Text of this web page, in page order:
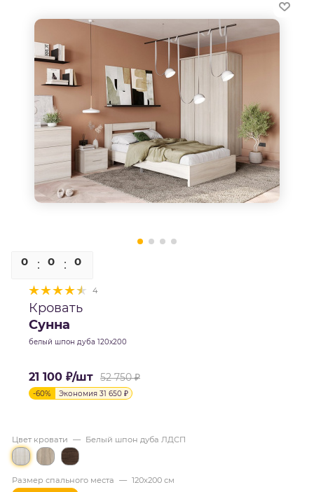
0 0 0
4
Кровать
Сунна
белый шпон дуба 120х200
21 100 ₽/шт 52 750₽
-60% Экономия 31 650 ₽
Цвет кровати — Белый шпон дуба ЛДСП
Размер спального места — 120х200 см